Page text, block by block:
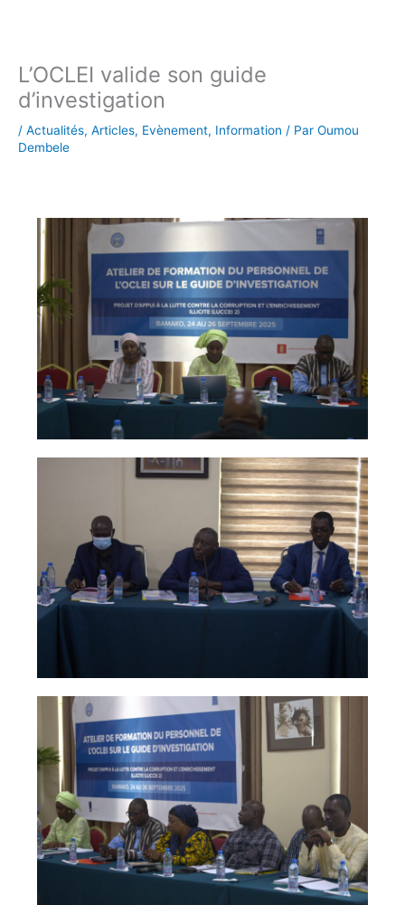
L’OCLEI valide son guide
d’investigation
/ Actualités, Articles, Evènement, Information / Par Oumou
Dembele